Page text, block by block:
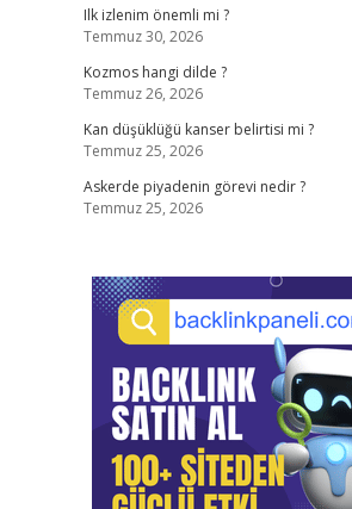
Ilk izlenim önemli mi ?
Temmuz 30, 2026
Kozmos hangi dilde ?
Temmuz 26, 2026
Kan düşüklüğü kanser belirtisi mi ?
Temmuz 25, 2026
Askerde piyadenin görevi nedir ?
Temmuz 25, 2026